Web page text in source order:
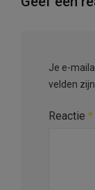
Je e-
velden
Reactie *